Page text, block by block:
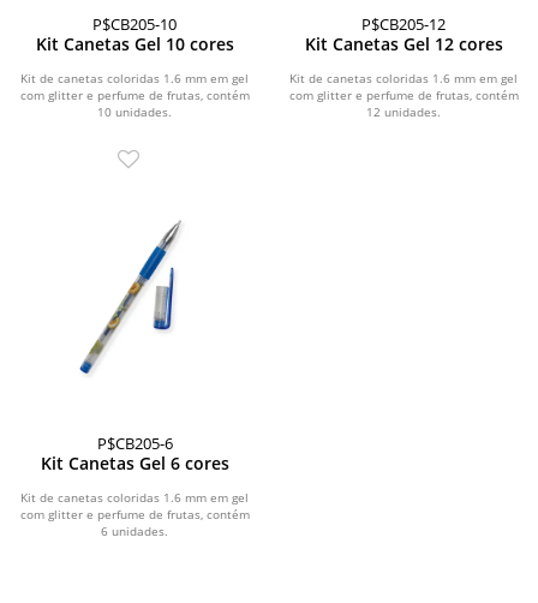
P$CB205-10
Kit Canetas Gel 10 cores
Kit de canetas coloridas 1.6 mm em gel
com glitter e perfume de frutas, contém
10 unidades.
P$CB205-12
Kit Canetas Gel 12 cores
Kit de canetas coloridas 1.6 mm em gel
com glitter e perfume de frutas, contém
12 unidades.
P$CB205-6
Kit Canetas Gel 6 cores
Kit de canetas coloridas 1.6 mm em gel
com glitter e perfume de frutas, contém
6 unidades.